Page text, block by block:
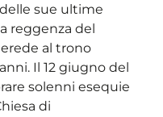
sue ultime
reggenza del
al trono
Il 12 giugno del
solenni esequie
di